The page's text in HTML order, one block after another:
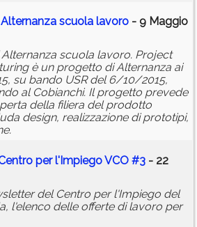
scuola lavoro - 9 Maggio
scuola lavoro. Project
è un progetto di Alternanza ai
su bando USR del 6/10/2015,
al Cobianchi. Il progetto prevede
della filiera del prodotto
design, realizzazione di prototipi,
per l'Impiego VCO #3 - 22
del Centro per l'Impiego del
l'elenco delle offerte di lavoro per